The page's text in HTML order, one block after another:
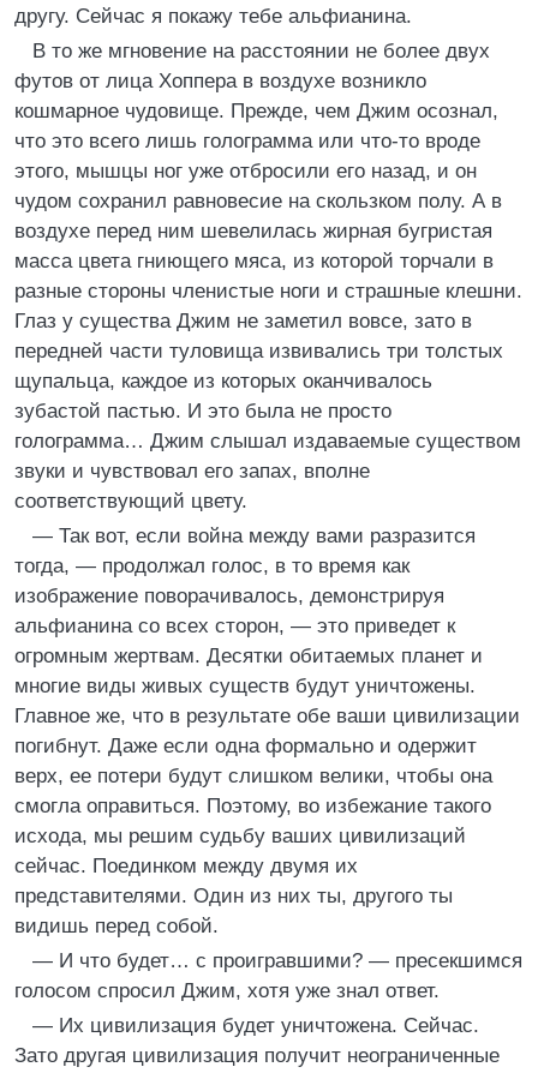
другу. Сейчас я покажу тебе альфианина.
В то же мгновение на расстоянии не более двух
футов от лица Хоппера в воздухе возникло
кошмарное чудовище. Прежде, чем Джим осознал,
что это всего лишь голограмма или что-то вроде
этого, мышцы ног уже отбросили его назад, и он
чудом сохранил равновесие на скользком полу. А в
воздухе перед ним шевелилась жирная бугристая
масса цвета гниющего мяса, из которой торчали в
разные стороны членистые ноги и страшные клешни.
Глаз у существа Джим не заметил вовсе, зато в
передней части туловища извивались три толстых
щупальца, каждое из которых оканчивалось
зубастой пастью. И это была не просто
голограмма… Джим слышал издаваемые существом
звуки и чувствовал его запах, вполне
соответствующий цвету.
— Так вот, если война между вами разразится
тогда, — продолжал голос, в то время как
изображение поворачивалось, демонстрируя
альфианина со всех сторон, — это приведет к
огромным жертвам. Десятки обитаемых планет и
многие виды живых существ будут уничтожены.
Главное же, что в результате обе ваши цивилизации
погибнут. Даже если одна формально и одержит
верх, ее потери будут слишком велики, чтобы она
смогла оправиться. Поэтому, во избежание такого
исхода, мы решим судьбу ваших цивилизаций
сейчас. Поединком между двумя их
представителями. Один из них ты, другого ты
видишь перед собой.
— И что будет… с проигравшими? — пресекшимся
голосом спросил Джим, хотя уже знал ответ.
— Их цивилизация будет уничтожена. Сейчас.
Зато другая цивилизация получит неограниченные